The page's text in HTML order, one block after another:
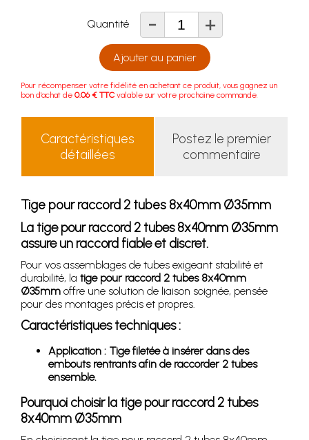
Quantité - +
Ajouter au panier
Pour récompenser votre fidélité en achetant ce produit, vous gagnez un
bon d'achat de 0.06 € TTC valable sur votre prochaine commande.
Caractéristiques
détaillées
Postez le premier
commentaire
Tige pour raccord 2 tubes 8x40mm Ø35mm
La tige pour raccord 2 tubes 8x40mm Ø35mm
assure un raccord fiable et discret.
Pour vos assemblages de tubes exigeant stabilité et
durabilité, la tige pour raccord 2 tubes 8x40mm
Ø35mm offre une solution de liaison soignée, pensée
pour des montages précis et propres.
Caractéristiques techniques :
Application : Tige filetée à insérer dans des
embouts rentrants afin de raccorder 2 tubes
ensemble.
Pourquoi choisir la tige pour raccord 2 tubes
8x40mm Ø35mm